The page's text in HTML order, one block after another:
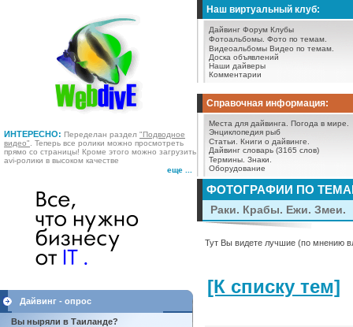
ИНТЕРЕСНО: Переделан раздел "Подводное
видео" . Теперь все ролики можно просмотреть
прямо со страницы! Кроме этого можно загрузить
avi-ролики в высоком качестве
еще ...
Наш виртуальный клуб:
Дайвинг Форум Клубы
Фотоальбомы. Фото по темам.
Видеоальбомы Видео по темам.
Доска объявлений
Наши дайверы
Комментарии
Справочная информация:
Места для дайвинга.
Погода в мире.
Энциклопедия рыб
Статьи.
Книги о дайвинге.
Дайвинг словарь (3165 слов)
Термины. Знаки.
Оборудование
Дайвинг - опрос
Вы ныряли в Таиланде?
ФОТОГРАФИИ ПО
Раки. Крабы. Ежи. Змеи.
Тут Вы видете лучшие (по мнению
[К списку тем]